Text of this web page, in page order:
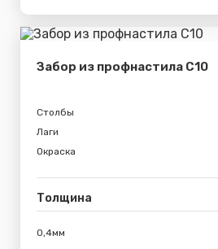
Забор из профнастила С10
Столбы
Лаги
Окраска
Толщина
0,4мм